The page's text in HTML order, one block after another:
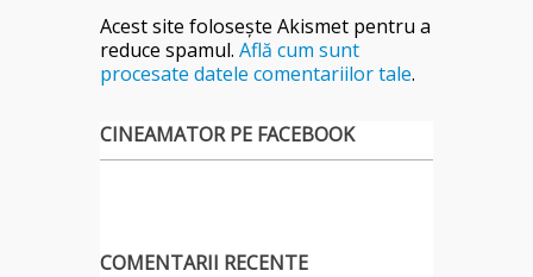
Acest site folosește Akismet pentru a
reduce spamul. Află cum sunt
procesate datele comentariilor tale.
CINEAMATOR PE FACEBOOK
COMENTARII RECENTE